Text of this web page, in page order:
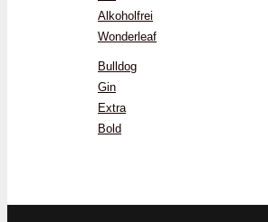
Alkoholfrei
Wonderleaf
Bulldog
Gin
Extra
Bold